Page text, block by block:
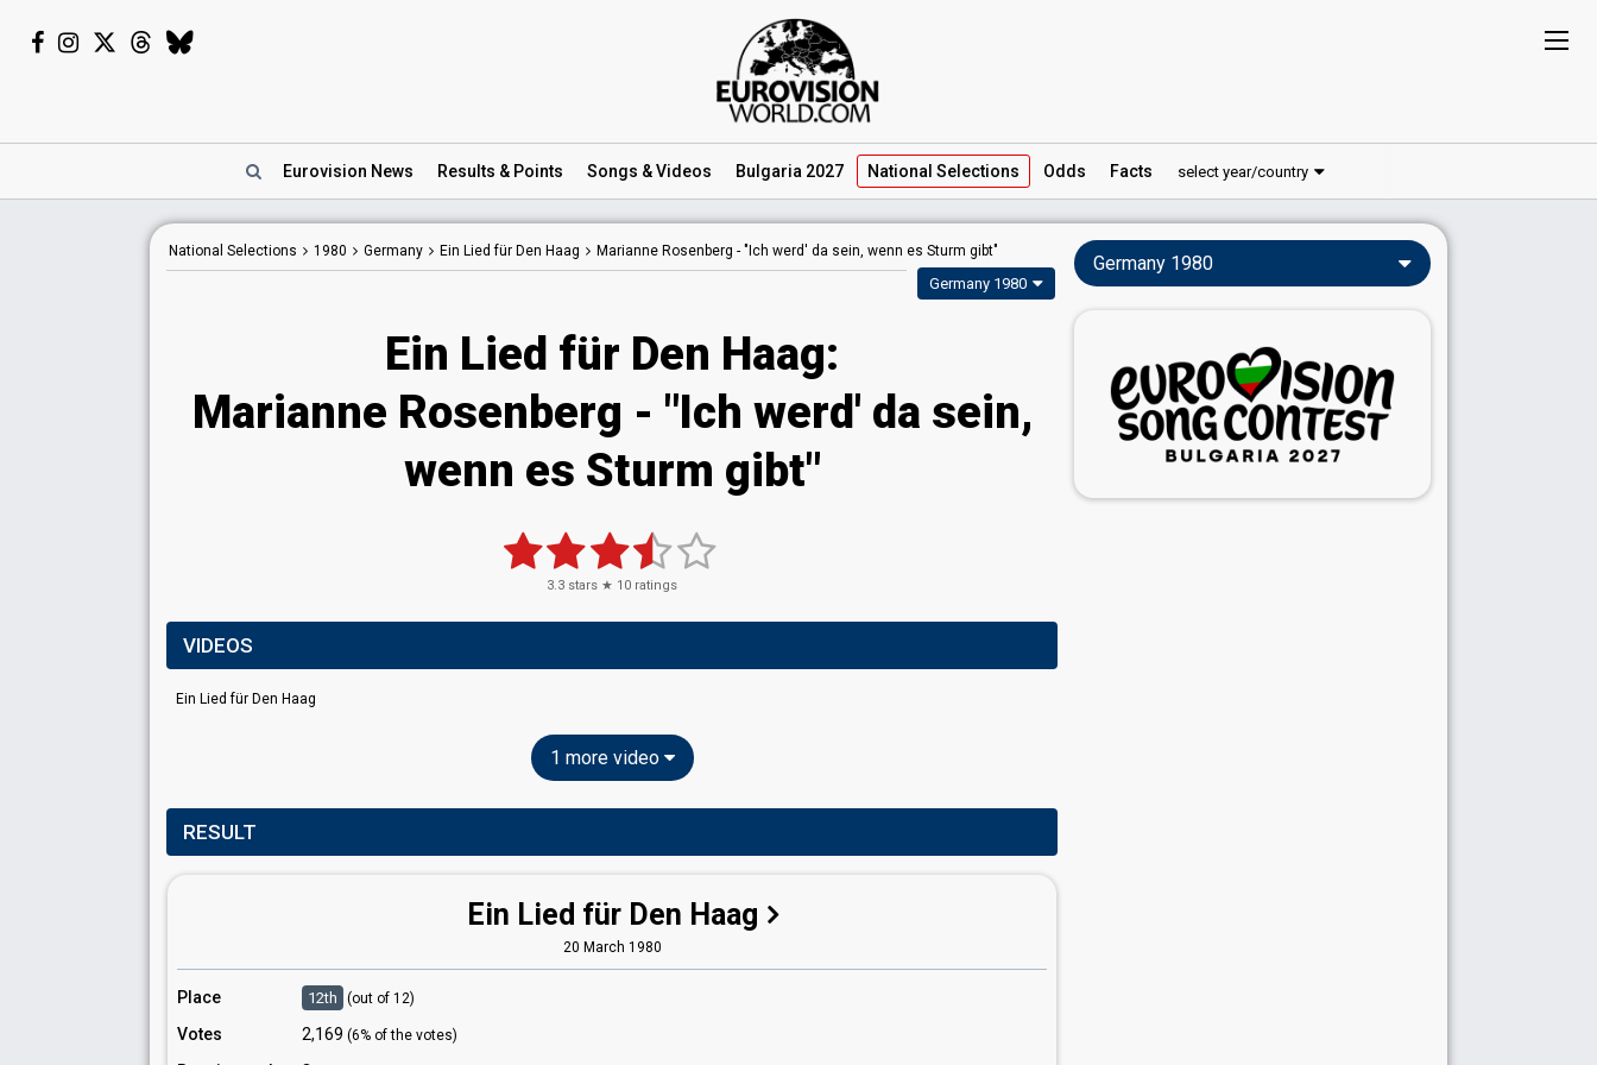
Eurovision News Results & Points Songs & Videos Bulgaria 2027 National Selections Odds Facts select year/country
National Selections 1980 Germany Ein Lied für Den Haag Marianne Rosenberg - "Ich werd' da sein, wenn es Sturm gibt"
Germany 1980
Ein Lied für Den Haag:
Marianne Rosenberg - "Ich werd' da sein,
wenn es Sturm gibt"
3.3 stars ★ 10 ratings
VIDEOS
Ein Lied für Den Haag
1 more video
RESULT
Ein Lied für Den Haag
20 March 1980
Place 12th (out of 12)
Votes 2,169 (6% of the votes)
Germany 1980